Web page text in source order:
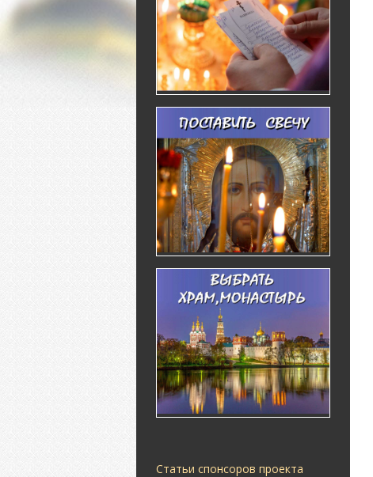
Статьи спонсоров проекта